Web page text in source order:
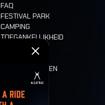
FAQ
FESTIVAL PARK
CAMPING
TOEGANKELIJKHEID
CASHLESS
ETEN EN DRINKEN
MOBILITEIT
LONE WOLVES
PLATTEGROND